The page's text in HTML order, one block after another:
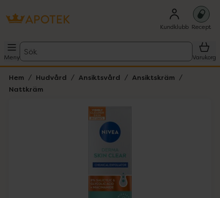
Kundklubb Recept
Meny
Sök
Varukorg
Hem Hudvård Ansiktsvård
Ansiktskräm
Nattkräm
Lista: . Innehåller 1 objekt.